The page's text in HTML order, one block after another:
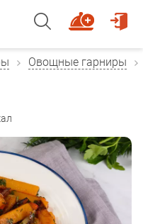
Овощные гарниры